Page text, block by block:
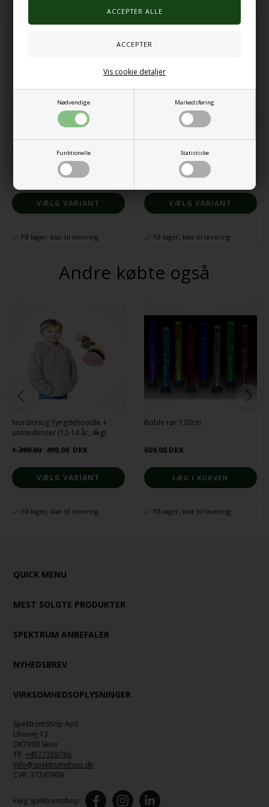
Nødvendige Markedsføring
Funktionelle Statistiske
Vis cookie detaljer
Sansering® Blå
11,00 DKK
VÆLG VARIANT
På lager, klar til levering
VÆLG VARIANT
På lager, klar til levering
Andre købte også
NordicHug Tyngdehoodie +
sansedimser (12-14 år, 4kg)
1.399,00 499,00 DKK
VÆLG VARIANT
På lager, klar til levering
Boble rør 120cm
609,00 DKK
På lager, klar til levering
QUICK MENU
MEST SOLGTE PRODUKTER
SPEKTRUM ANBEFALER
NYHEDSBREV
VIRKSOMHEDSOPLYSNINGER
SpektrumShop ApS
Ulvevej 13
DK7800 Skive
Tlf. +4577358786
info@spektrumshop.dk
CVR: 37245909
Følg Spektrumshop